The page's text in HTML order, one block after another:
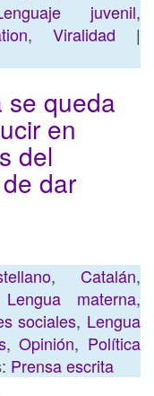
juvenil,
, Viralidad |
se queda
en
del
dar
, Catalán,
Lengua materna,
sociales, Lengua
,Opinión, Política
Prensa escrita